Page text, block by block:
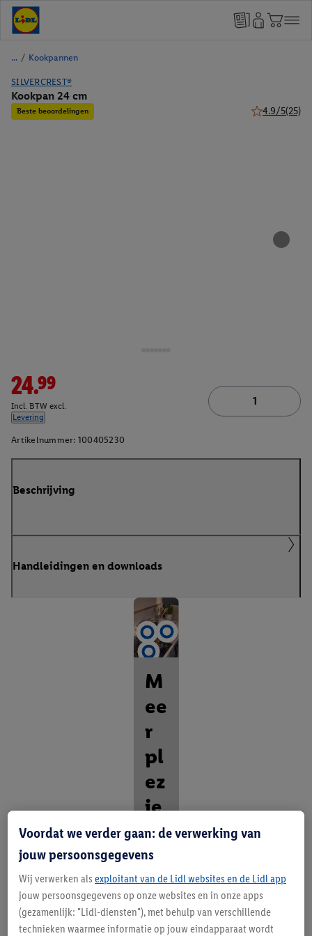
/ Kookpannen
SILVERCREST®
Kookpan 24 cm
Beste beoordelingen 4.9/5(25)
24.99
Incl. BTW excl.
Levering
Artikelnummer: 100405230
Beschrijving
Handleidingen en downloads
M
ee
r
pl
ez
ie
r
in
d
e
Voordat we verder gaan: de verwerking van
jouw persoonsgegevens
Wij verwerken als exploitant van de Lidl websites en de Lidl app
jouw persoonsgegevens op onze websites en in onze apps
(gezamenlijk: "Lidl-diensten"), met behulp van verschillende
technieken waarmee informatie op jouw eindapparaat wordt